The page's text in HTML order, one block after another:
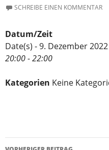
SCHREIBE EINEN KOMMENTAR
Datum/Zeit
Date(s) - 9. Dezember 2022
20:00 - 22:00
Kategorien Keine
Beitragsnavigation